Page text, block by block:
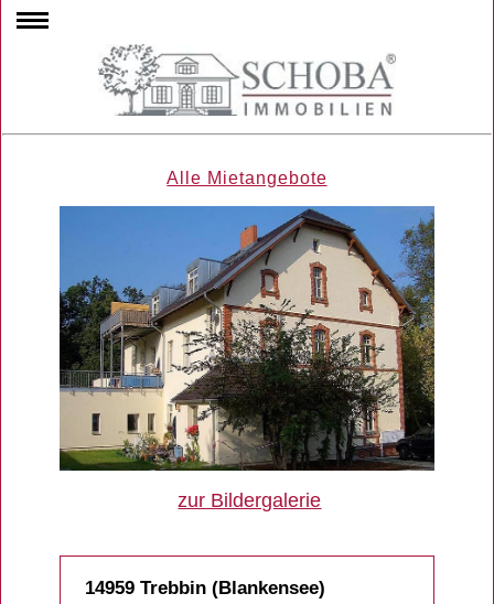
Alle Mietangebote
zur Bildergalerie
14959 Trebbin (Blankensee)